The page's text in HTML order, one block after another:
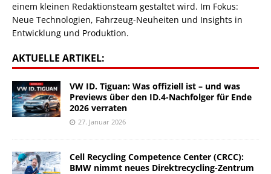
einem kleinen Redaktionsteam gestaltet wird. Im Fokus:
Neue Technologien, Fahrzeug-Neuheiten und Insights in
Entwicklung und Produktion.
AKTUELLE ARTIKEL:
VW ID. Tiguan: Was offiziell ist – und was
Previews über den ID.4-Nachfolger für Ende
2026 verraten
27. Januar 2026
Cell Recycling Competence Center (CRCC):
BMW nimmt neues Direktrecycling-Zentrum